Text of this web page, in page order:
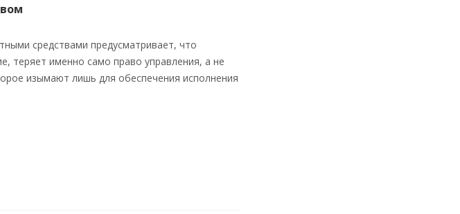
средствами предусматривает, что
теряет именно само право управления, а не
изымают лишь для обеспечения исполнения